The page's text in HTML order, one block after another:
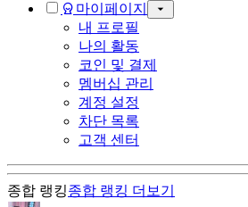
마이페이지
내 프로필
나의 활동
코인 및 결제
멤버십 관리
계정 설정
차단 목록
고객 센터
종합 랭킹종합 랭킹 더보기